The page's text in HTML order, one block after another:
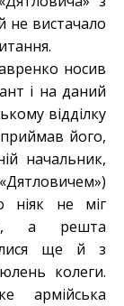
не вистачало
носив
і на даний
відділку
його,
начальник,
ніяк не міг
а решта
ще й з
колеги.
армійська